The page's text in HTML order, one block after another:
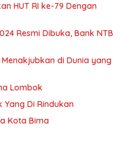
HUT RI ke-79 Dengan
Resmi Dibuka, Bank NTB
di Dunia yang
Lombok
Yang Di Rindukan
Kota Bima